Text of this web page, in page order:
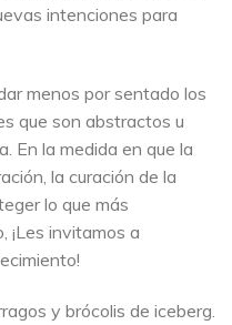
intenciones para
menos por sentado los
que son abstractos u
En la medida en que la
la curación de la
lo que más
¡Les invitamos a
y brócolis de iceberg.